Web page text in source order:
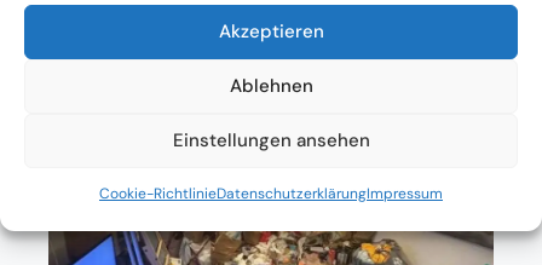
Akzeptieren
Ablehnen
Einstellungen ansehen
Cookie-RichtlinieDatenschutzerklärungImpressum